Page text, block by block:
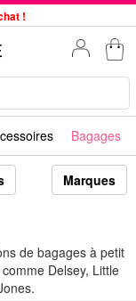
!
lundi au vendredi
chez vous ?
!
27/08
à Prix Bas
Bagages
Marques
de bagages à petit
Delsey, Little